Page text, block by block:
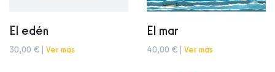
El edén
30,00 € | Ver más
El mar
40,00 € | Ver más